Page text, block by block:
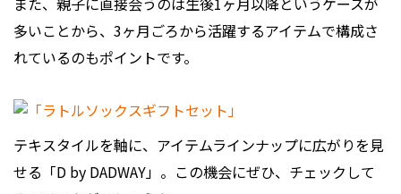
多いことから、3ヶ月ごろから活躍するアイテムで構成さ
れているのもポイントです。
テキスタイルを軸に、アイテムラインナップに広がりを見
せる「D by DADWAY」。この機会にぜひ、チェックして